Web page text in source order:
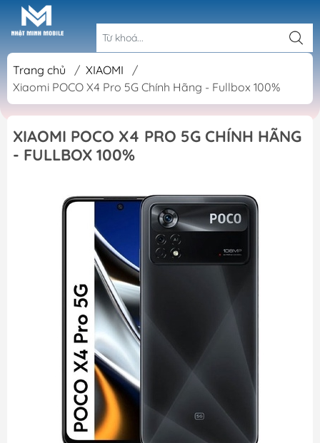
Trang chủ / XIAOMI
/
Xiaomi POCO X4 Pro 5G Chính Hãng - Fullbox 100%
XIAOMI POCO X4 PRO 5G CHÍNH HÃNG
- FULLBOX 100%